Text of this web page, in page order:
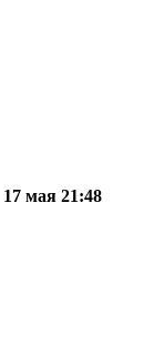
17 мая 21:48